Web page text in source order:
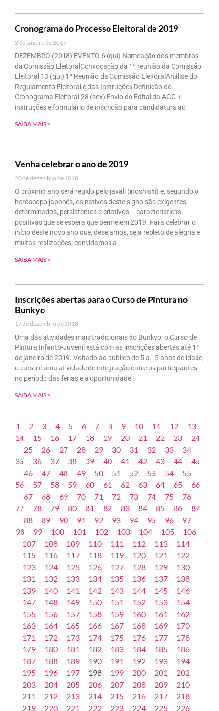
Cronograma do Processo Eleitoral de 2019
2 de janeiro de 2019
DEZEMBRO (2018) EVENTO 6 (qui) Nomeação dos membros
da Comissão EleitoralConvocação da 1ª reunião da Comissão
Eleitoral 13 (qui) 1ª Reunião da Comissão EleitoralAnálise do
Regulamento Eleitoral e das Instruções Definição do
Cronograma Eleitoral 28 (sex) Envio do Edital da AGO +
instruções e formulário de inscrição para candidatura ao
SAIBA MAIS >
Venha celebrar o ano de 2019
20 de dezembro de 2018
O próximo ano será regido pelo javali (inoshishi) e, segundo o
horóscopo japonês, os nativos deste signo são exigentes,
determinados, persistentes e criativos – características
positivas que se espera que permeiem 2019. Para celebrar o
início deste novo ano que, desejamos, seja repleto de alegria e
muitas realizações, convidamos a
SAIBA MAIS >
Inscrições abertas para o Curso de Pintura no
Bunkyo
17 de dezembro de 2018
Uma das atividades mais tradicionais do Bunkyo, o Curso de
Pintura Infanto-Juvenil está com as inscrições abertas até 11
de janeiro de 2019. Voltado ao público de 5 a 15 anos de idade,
o curso é uma atividade de integração entre os participantes
no período das férias e a oportunidade
SAIBA MAIS >
1 2 3 4 5 6 7 8 9 10 11 12
13
14
15 16 17 18 19 20 21 22 23
24
25
26 27 28 29 30 31 32 33
34
35
36 37 38 39 40 41 42 43 44
45
46
47 48 49 50 51 52 53 54
55
56
57 58 59 60 61 62 63 64 65
66
67
68 69 70 71 72 73 74 75
76
77
78 79 80 81 82 83 84 85 86
87
88
89 90 91 92 93 94 95 96
97
98
99 100 101 102 103 104 105
106
107
108 109 110 111 112 113
114
115
116 117 118 119 120 121
122
123
124 125 126 127 128 129
130
131
132 133 134 135 136 137
138
139
140 141 142 143 144 145
146
147
148 149 150 151 152 153
154
155
156 157 158 159 160 161
162
163
164 165 166 167 168 169
170
171
172 173 174 175 176 177
178
179
180 181 182 183 184 185
186
187
188 189 190 191 192 193
194
195
196 197 198 199 200 201
202
203
204 205 206 207 208 209
210
211
212 213 214 215 216 217
218
219
220 221 222 223 224 225 226